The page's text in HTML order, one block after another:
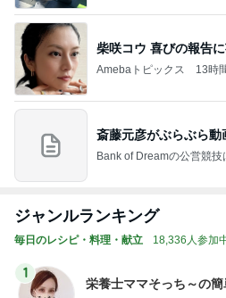
柴咲コウ 喜びの報告
Amebaトピックス 13時
斎藤元彦がぶらぶら動
Bank of Dreamの公営競技
ジャンルランキング
毎日のレシピ・料理・献立 18,336人参加
1
栄養士ママそっち～の